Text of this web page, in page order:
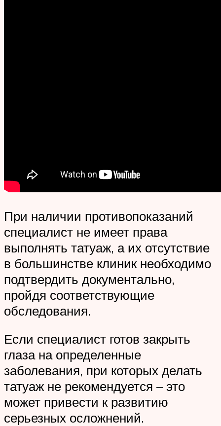
При наличии противопоказаний
специалист не имеет права
выполнять татуаж, а их отсутствие
в большинстве клиник необходимо
подтвердить документально,
пройдя соответствующие
обследования.
Если специалист готов закрыть
глаза на определенные
заболевания, при которых делать
татуаж не рекомендуется – это
может привести к развитию
серьезных осложнений.